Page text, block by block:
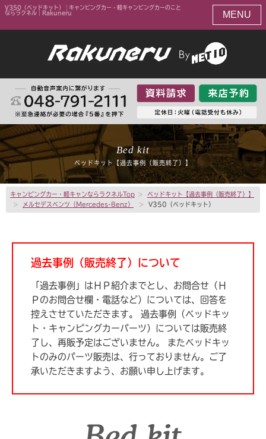
V350（ベッドキット） | キャンピングカー・軽キャンピングカーのこと
ならラクネル｜Rakuneru
MENU
Bed kit
ベッドキット【過去事例（販売終了）】
キャンピングカー・軽キャンならラクネルTop >
ベッドキット【過去事例（販売終了）】
>
メルセデスベンツ（Mercedes-Benz） > V350（ベッドキット）
過去事例（販売終了）について
「過去事例」はＨＰ紹介までとし、お問合せ（Ｈ
Ｐのお問合せ欄・電話など）については、回答を
控えさせていただきます。
過去事例（ベッドキッ
ト・キャンピングカーパーツ）については販売終
了し、再販予定はございません。
またベッドキッ
トのみのパーツ販売は、行っておりません。ご了
承いただきますよう、お願い申し上げます。